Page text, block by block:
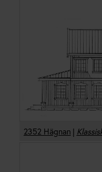
2352 Hägnan |